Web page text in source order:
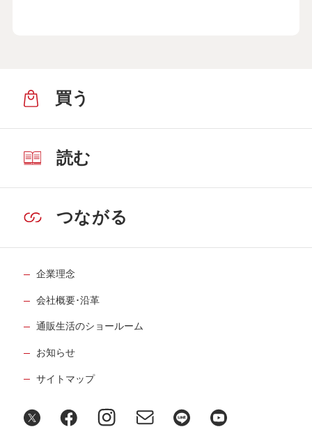
買う
読む
つながる
企業理念
会社概要･沿革
通販生活のショールーム
お知らせ
サイトマップ